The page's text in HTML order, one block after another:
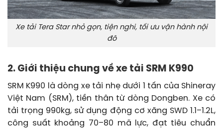
Xe tải Tera Star nhỏ gọn, tiện nghi, tối ưu vận hành nội
đô
2. Giới thiệu chung về xe tải SRM K990
SRM K990 là dòng xe tải nhẹ dưới 1 tấn của Shineray
Việt Nam (SRM), tiền thân từ dòng Dongben. Xe có
tải trọng 990kg, sử dụng động cơ xăng SWD 1.1–1.2L,
công suất khoảng 70–80 mã lực, đạt tiêu chuẩn